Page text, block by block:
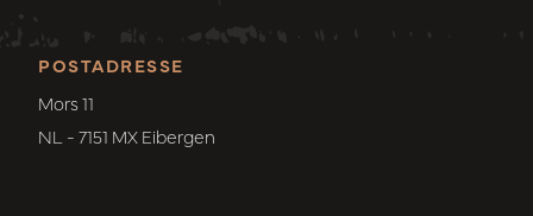
POSTADRESSE
Mors 11
NL - 7151 MX Eibergen